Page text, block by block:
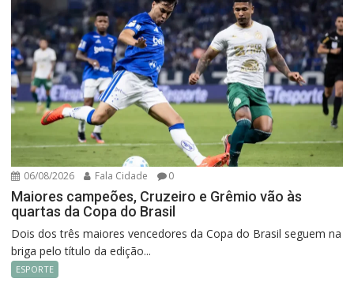
06/08/2026 Fala Cidade 0
Maiores campeões, Cruzeiro e Grêmio vão às
quartas da Copa do Brasil
Dois dos três maiores vencedores da Copa do Brasil seguem na
briga pelo título da edição...
ESPORTE